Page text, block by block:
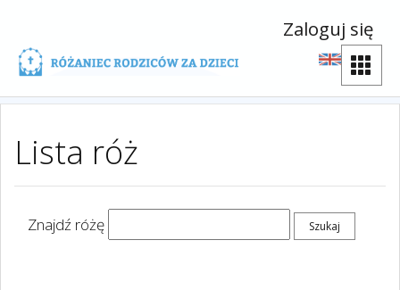
Zaloguj się
Lista róż
Znajdź różę